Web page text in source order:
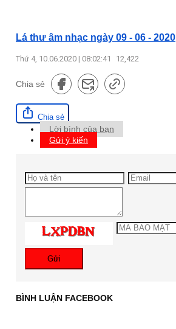
Lá thư âm nhạc ngày 09 - 06 - 2020
Thứ 4, 10.06.2020 | 08:02:41 12,422
Chia sẻ
Chia sẻ
Lời bình của bạn
Gửi ý kiến
Gửi
BÌNH LUẬN FACEBOOK